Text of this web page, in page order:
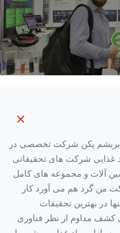
پکن شرکت تخصصی در
غذایی شرکت های تحقیقاتی
آلات و مجموعه های کامل
من گرد هم می آورد کار
در بهترین تحقیقات
کشف مداوم از نظر فناوری